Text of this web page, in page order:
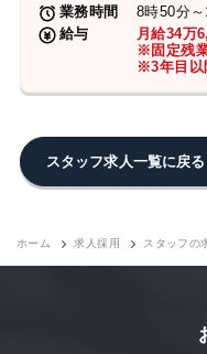
業務時間
8時50分～
給与
月給34万
※固定残
※3年目以
スタッフ求人一覧に戻る
ホーム 求人採用 スタッフの